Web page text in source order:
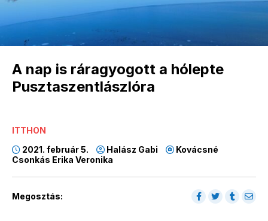
A nap is ráragyogott a hólepte
Pusztaszentlászlóra
ITTHON
2021. február 5.
Halász Gabi
Kovácsné
Csonkás Erika Veronika
Megosztás: